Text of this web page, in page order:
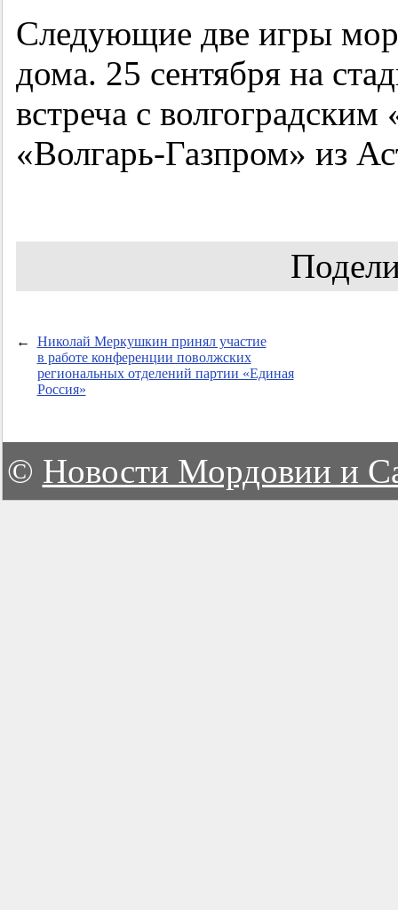
Следующие две игры
дома. 25 сентября на
встреча с
«Волгарь-Газпром» из
←
Николай Меркушкин принял участие
в работе конференции поволжских
региональных отделений партии «Единая
Россия»
© Новости Мордовии и